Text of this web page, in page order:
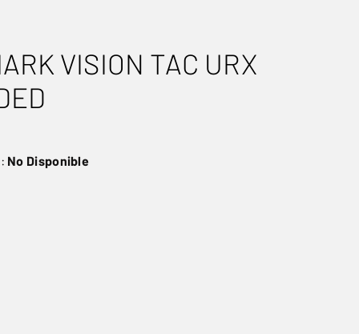
VISION TAC URX
No Disponible